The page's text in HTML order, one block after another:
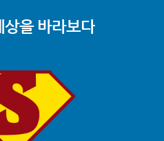
을 바라보다